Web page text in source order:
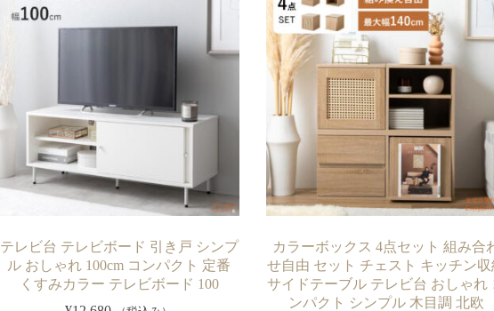
テレビ台 テレビボード 引き戸 シンプ
ル おしゃれ 100cm コンパクト 定番
くすみカラー テレビボード 100
カラーボックス 4点セット 組み合
せ自由 セット チェスト キッチン収
サイドテーブル テレビ台 おしゃれ
ンパクト シンプル 木目調 北欧